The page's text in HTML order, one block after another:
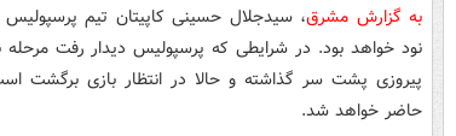
به گزارش مشرق، سیدجلال حسینی کاپیتان تیم
نود خواهد بود. در شرایطی که پرسپولیس دیدار رفت مرحله
پیروزی پشت سر گذاشته و حالا در انتظار بازی برگشت
حاضر خواهد شد.